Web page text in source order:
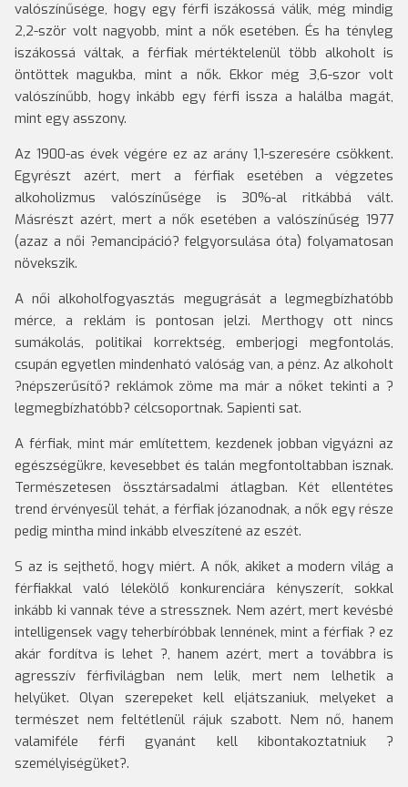
valószínűsége, hogy egy férfi iszákossá válik, még mindig
2,2-ször volt nagyobb, mint a nők esetében. És ha tényleg
iszákossá váltak, a férfiak mértéktelenül több alkoholt is
öntöttek magukba, mint a nők. Ekkor még 3,6-szor volt
valószínűbb, hogy inkább egy férfi issza a halálba magát,
mint egy asszony.
Az 1900-as évek végére ez az arány 1,1-szeresére csökkent.
Egyrészt azért, mert a férfiak esetében a végzetes
alkoholizmus valószínűsége is 30%-al ritkábbá vált.
Másrészt azért, mert a nők esetében a valószínűség 1977
(azaz a női ?emancipáció? felgyorsulása óta) folyamatosan
növekszik.
A női alkoholfogyasztás megugrását a legmegbízhatóbb
mérce, a reklám is pontosan jelzi. Merthogy ott nincs
sumákolás, politikai korrektség, emberjogi megfontolás,
csupán egyetlen mindenható valóság van, a pénz. Az alkoholt
?népszerűsítő? reklámok zöme ma már a nőket tekinti a ?
legmegbízhatóbb? célcsoportnak. Sapienti sat.
A férfiak, mint már említettem, kezdenek jobban vigyázni az
egészségükre, kevesebbet és talán megfontoltabban isznak.
Természetesen össztársadalmi átlagban. Két ellentétes
trend érvényesül tehát, a férfiak józanodnak, a nők egy része
pedig mintha mind inkább elveszítené az eszét.
S az is sejthető, hogy miért. A nők, akiket a modern világ a
férfiakkal való lélekölő konkurenciára kényszerít, sokkal
inkább ki vannak téve a stressznek. Nem azért, mert kevésbé
intelligensek vagy teherbíróbbak lennének, mint a férfiak ? ez
akár fordítva is lehet ?, hanem azért, mert a továbbra is
agresszív férfivilágban nem lelik, mert nem lelhetik a
helyüket. Olyan szerepeket kell eljátszaniuk, melyeket a
természet nem feltétlenül rájuk szabott. Nem nő, hanem
valamiféle férfi gyanánt kell kibontakoztatniuk ?
személyiségüket?.